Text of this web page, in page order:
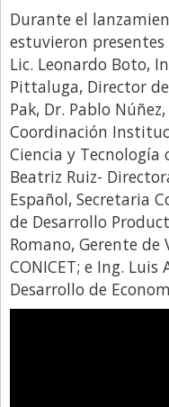
Durante el
estuvieron
Lic. Leonardo Boto,
Pittaluga, Director
Pak, Dr. Pablo
Coordinación
Ciencia y Tecnología
Beatriz Ruiz-
Español, Secretaria
de Desarrollo
Romano, Gerente
CONICET; e Ing.
Desarrollo de